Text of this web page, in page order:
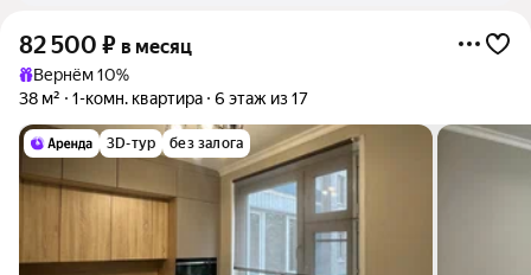
82 500 ₽ в месяц
Вернём 10%
38 м²
1-комн. квартира 6 этаж из 17
3D-тур без залога